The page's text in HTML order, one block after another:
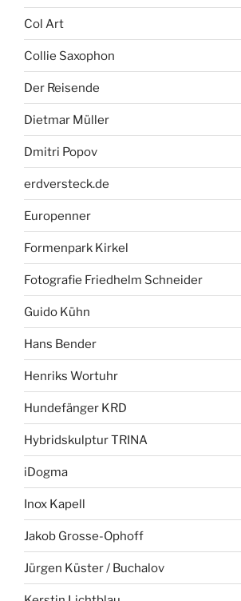
Col Art
Collie Saxophon
Der Reisende
Dietmar Müller
Dmitri Popov
erdversteck.de
Europenner
Formenpark Kirkel
Fotografie Friedhelm Schneider
Guido Kühn
Hans Bender
Henriks Wortuhr
Hundefänger KRD
Hybridskulptur TRINA
iDogma
Inox Kapell
Jakob Grosse-Ophoff
Jürgen Küster / Buchalov